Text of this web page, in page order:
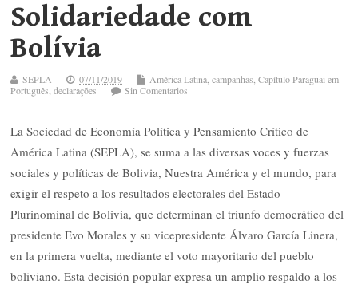
Solidariedade com
Bolívia
SEPLA 07/11/2019 América Latina,campanhas,Capítulo Paraguai em
Português,declarações Sin Comentarios
La Sociedad de Economía Política y Pensamiento Crítico de
América Latina (SEPLA), se suma a las diversas voces y fuerzas
sociales y políticas de Bolivia, Nuestra América y el mundo, para
exigir el respeto a los resultados electorales del Estado
Plurinominal de Bolivia, que determinan el triunfo democrático del
presidente Evo Morales y su vicepresidente Álvaro García Linera,
en la primera vuelta, mediante el voto mayoritario del pueblo
boliviano. Esta decisión popular expresa un amplio respaldo a los